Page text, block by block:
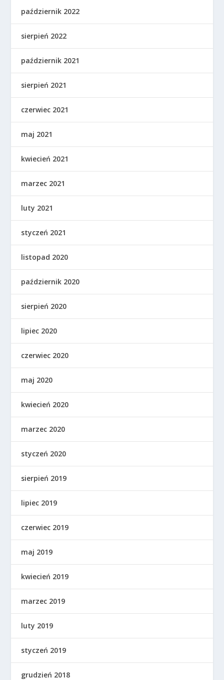
październik 2022
sierpień 2022
październik 2021
sierpień 2021
czerwiec 2021
maj 2021
kwiecień 2021
marzec 2021
luty 2021
styczeń 2021
listopad 2020
październik 2020
sierpień 2020
lipiec 2020
czerwiec 2020
maj 2020
kwiecień 2020
marzec 2020
styczeń 2020
sierpień 2019
lipiec 2019
czerwiec 2019
maj 2019
kwiecień 2019
marzec 2019
luty 2019
styczeń 2019
grudzień 2018